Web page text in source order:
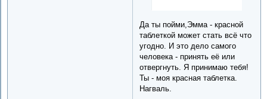
Да ты пойми,Эмма - красной
таблеткой может стать всё что
угодно. И это дело самого
человека - принять её или
отвергнуть. Я принимаю тебя!
Ты - моя красная таблетка.
Нагваль.